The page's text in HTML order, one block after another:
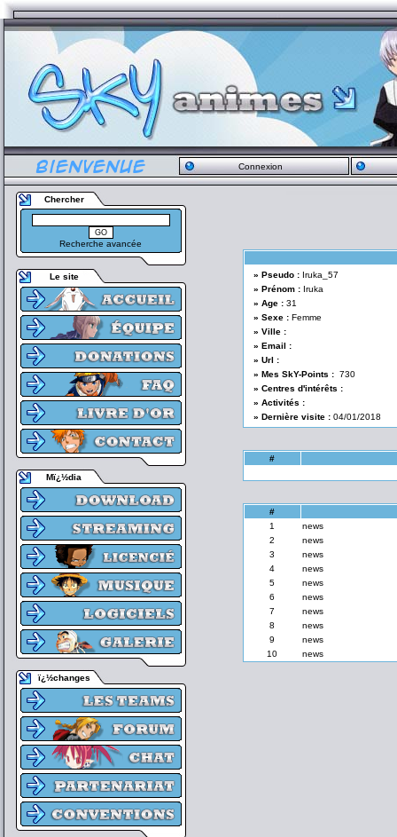
Connexion
Chercher
Recherche avancée
Le site
Mï¿½dia
ï¿½changes
» Pseudo : Iruka_57
» Prénom : Iruka
» Age : 31
» Sexe : Femme
» Ville :
» Email :
» Url :
» Mes SkY-Points : 730
» Centres d'intérêts :
» Activités :
» Dernière visite : 04/01/2018
#
#
1
news
2
news
3
news
4
news
5
news
6
news
7
news
8
news
9
news
10
news